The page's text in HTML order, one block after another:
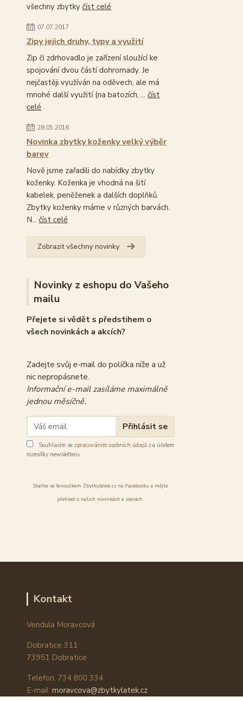
všechny zbytky číst celé
07.07.2017
Zipy jejich druhy, typy a využití
Zip či zdrhovadlo je zařízení sloužící ke
spojování dvou částí dohromady. Je
nejčastěji využíván na oděvech, ale má
mnohé další využití (na batozích, ... číst
celé
28.05.2016
Novinka zbytky koženky velký výběr
barev
Nově jsme zařadili do nabídky zbytky
koženky. Koženka je vhodná na šití
kabelek, peněženek a dalších doplňků.
Zbytky koženky máme v různých barvách.
N... číst celé
Zobrazit všechny novinky
Novinky z eshopu do Vašeho
mailu
Přejete si vědět s předstihem o
všech novinkách a akcích?
Zadejte svůj e-mail do políčka níže a už
nic nepropásnete.
Informační e-mail zasíláme maximálně
jednou měsíčně.
Přihlásit se
Souhlasím se zpracováním osobních údajů za účelem
rozesílky newsletteru.
Staňte se fanouškem Zbytkylátek.cz na Facebooku a mějte
přehled o našich novinkách a slevách.
Kontakt
Vendula Moravcová
Dobratice 311
73951 Dobratice
Telefon: 734 800 334
E-mail: moravcova@zbytkylatek.cz